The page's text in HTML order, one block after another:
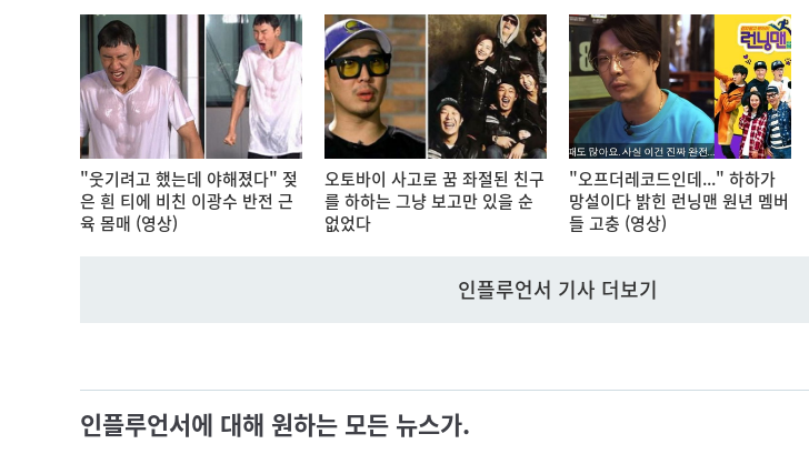
"웃기려고 했는데 야해졌다" 젖
은 흰 티에 비친 이광수 반전 근
육 몸매 (영상)
오토바이 사고로 꿈 좌절된 친구
를 하하는 그냥 보고만 있을 순
없었다
"오프더레코드인데..." 하하가
망설이다 밝힌 런닝맨 원년 멤버
들 고충 (영상)
인플루언서 기사 더보기
인플루언서에 대해 원하는 모든 뉴스가.